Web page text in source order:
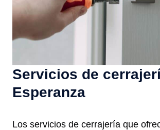
Servicios de
Esperanza
Los servicios de cerrajería que